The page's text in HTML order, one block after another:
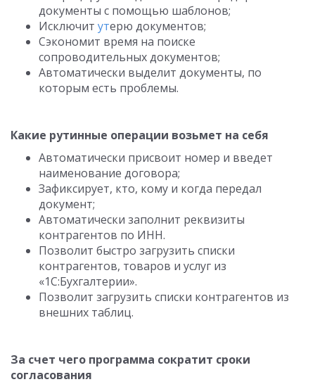
документы с помощью шаблонов;
Исключит утерю документов;
Сэкономит время на поиске
сопроводительных документов;
Автоматически выделит документы, по
которым есть проблемы.
Какие рутинные операции возьмет на себя
Автоматически присвоит номер и введет
наименование договора;
Зафиксирует, кто, кому и когда передал
документ;
Автоматически заполнит реквизиты
контрагентов по ИНН.
Позволит быстро загрузить списки
контрагентов, товаров и услуг из
«1С:Бухгалтерии».
Позволит загрузить списки контрагентов из
внешних таблиц.
За счет чего программа сократит сроки
согласования